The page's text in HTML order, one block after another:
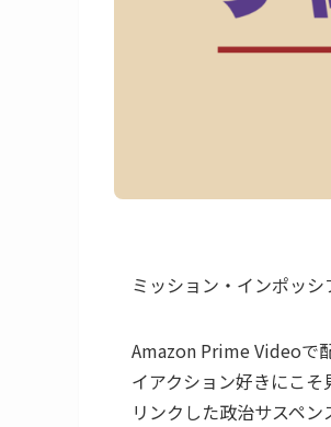
ミッション・インポッ
Amazon Prime Videoで
イアクション好きにこ
リンクした政治サスペ